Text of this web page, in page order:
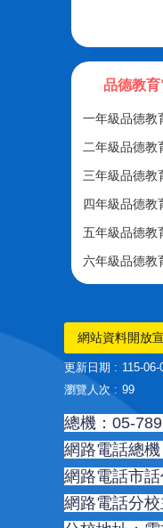
品德教
一年級品德教
二年級品德教
三年級品德教
四年級品德教
五年級品德教
六年級品德教
網站資料開放
更新日期
115-06-
瀏覽人次
99
總機：05-
網路電話總
網路電話市
網路電話分